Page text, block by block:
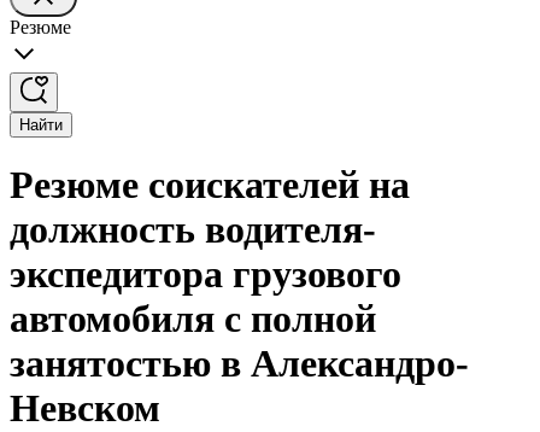
Резюме
Найти
Резюме соискателей на
должность водителя-
экспедитора грузового
автомобиля с полной
занятостью в Александро-
Невском